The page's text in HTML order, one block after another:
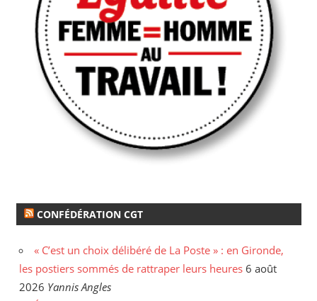
CONFÉDÉRATION CGT
« C’est un choix délibéré de La Poste » : en Gironde,
les postiers sommés de rattraper leurs heures 6 août
2026 Yannis Angles